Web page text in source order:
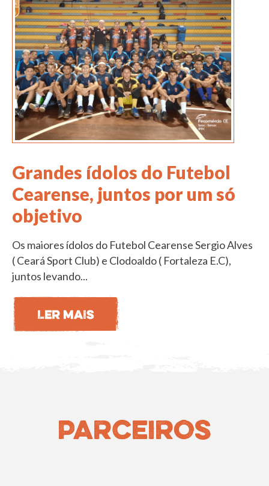
Grandes ídolos do Futebol
Cearense, juntos por um só
objetivo
Os maiores ídolos do Futebol Cearense Sergio Alves
( Ceará Sport Club) e Clodoaldo ( Fortaleza E.C),
juntos levando...
Parceiros